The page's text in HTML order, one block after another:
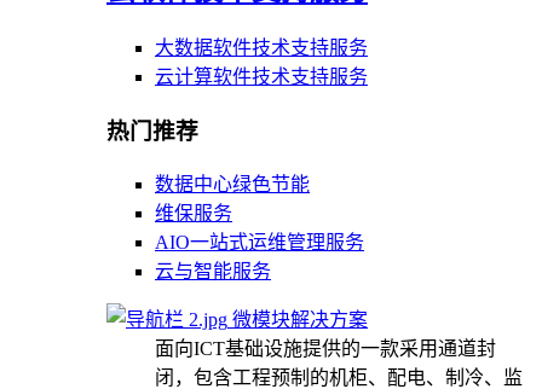
大数据软件技术支持服务
云计算软件技术支持服务
热门推荐
数据中心绿色节能
维保服务
AIO一站式运维管理服务
云与智能服务
微模块解决方案
面向ICT基础设施提供的一款采用通道封
闭，包含工程预制的机柜、配电、制冷、监